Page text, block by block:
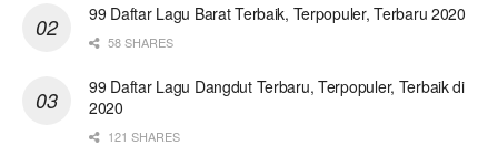
99 Daftar Lagu Barat Terbaik, Terpopuler, Terbaru 2020
58 SHARES
99 Daftar Lagu Dangdut Terbaru, Terpopuler, Terbaik di
2020
121 SHARES